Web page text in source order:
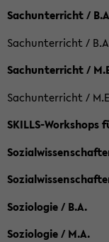
Sachunterricht /
Sachunterricht /
Sachunterricht /
Sachunterricht /
SKILLS-Workshops
Soziologie / B.A.
Soziologie / M.A.